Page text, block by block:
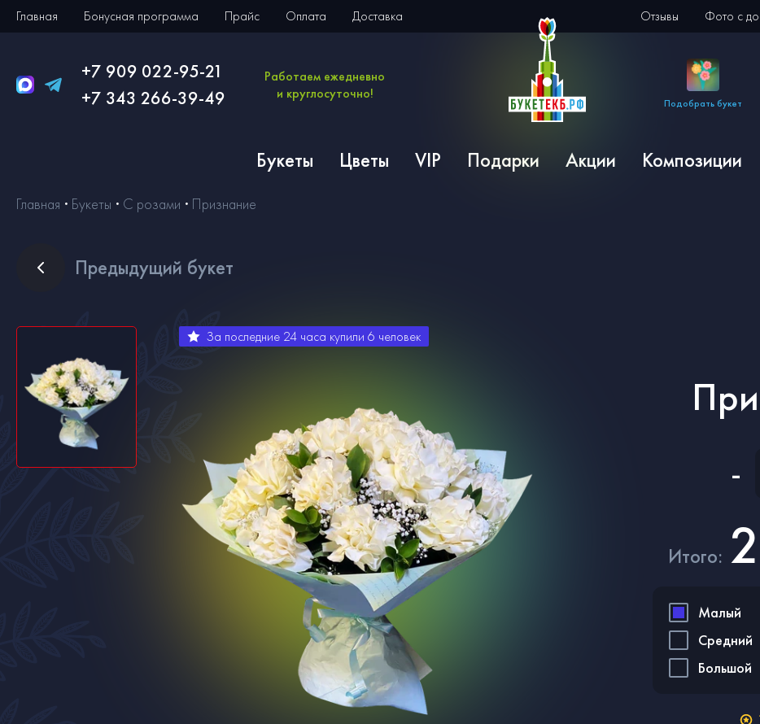
Главная Бонусная программа Прайс Оплата Доставка Отзывы Фото с
+7 909 022-95-21
+7 343 266-39-49
Работаем ежедневно
и круглосуточно!
Подобрать букет
Букеты Цветы VIP Подарки Акции Композиции
Главная Букеты С розами Признание
За последние 24 часа купили 6 человек
-
Итого:
Малый
Средний
Большой
Предыдущий букет